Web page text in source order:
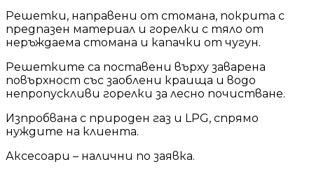
Решетки, направени от стомана, покрита с
предпазен материал и горелки с тяло от
неръждаема стомана и капачки от чугун.
Решетките са поставени върху заварена
повърхност със заоблени краища и водо
непропускливи горелки за лесно почистване.
Изпробвана с природен газ и LPG, спрямо
нуждите на клиента.
Аксесоари – налични по заявка.